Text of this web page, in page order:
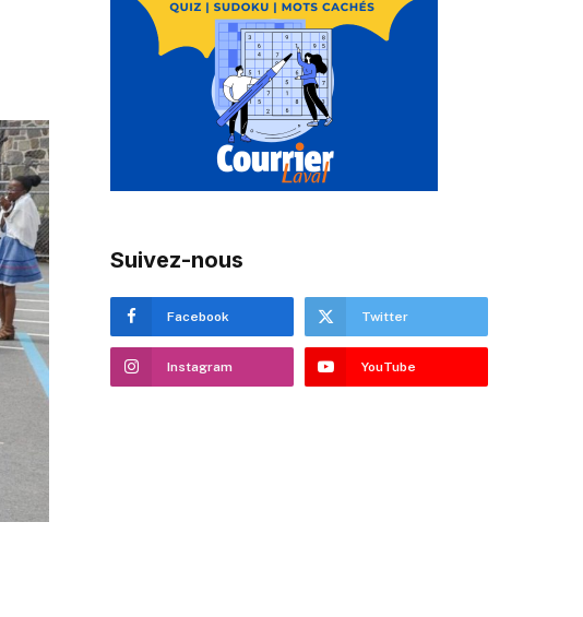
Suivez-nous
Facebook Twitter
Instagram YouTube